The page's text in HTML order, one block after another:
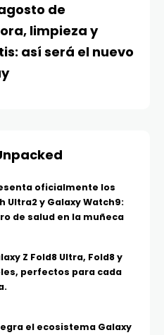
de
limpieza y
así será el nuevo
oficialmente los
Ultra2 y Galaxy Watch9:
de salud en la muñeca
Z Fold8 Ultra, Fold8 y
perfectos para cada
el ecosistema Galaxy